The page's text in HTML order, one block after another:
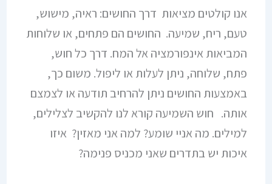
אנו קולטים מציאות דרך החושים: ראיה, מישוש,
טעם, ריח, שמיעה. החושים הם פתחים, או שלוחות
המביאות אינפורמציה אל המח. דרך כל חוש,
פתח, שלוחה, ניתן לעלות או ליפול. משום כך,
באמצעות החושים ניתן להרחיב תודעה או לצמצם
אותה. חוש השמיעה קורא לנו להקשיב לצלילים,
למילים. מה אניי שומע? למה אני מאזין? איזו
איכות יש בתדרים שאני מכניס פנימה?